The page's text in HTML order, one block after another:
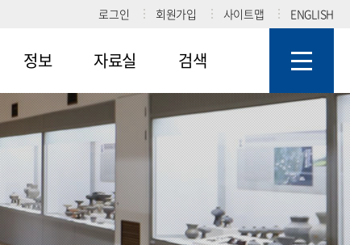
로그인 회원가입 사이트맵 ENGLISH
정보
공지사항
새소식
자유게시판
자료실
일반자료실
사진자료실
홍보자료실
검색
도서검색
유물검색